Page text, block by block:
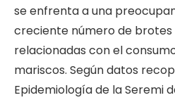
se enfrenta a una
creciente número de
relacionadas con el
mariscos. Según datos
Epidemiología de la Seremi